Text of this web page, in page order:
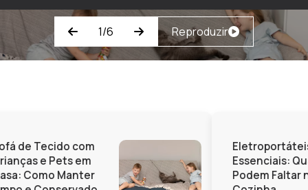
2/6 Reproduzir
e Pets em
Como Manter
e Conservado
julho, 2026
Essenciais:
Podem Faltar
Cozinha
07 julho, 2026